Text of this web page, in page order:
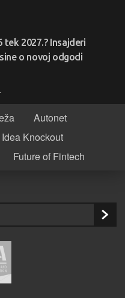
tek 2027.? Insajderi
o novoj odgodi
Autonet
Idea Knockout
Future of Fintech